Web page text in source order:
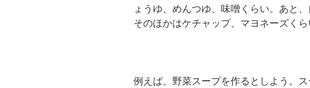
ょうゆ、めんつゆ、味噌くらい。あと
そのほかはケチャップ、マヨネーズくら
例えば、野菜スープを作るとしよう。